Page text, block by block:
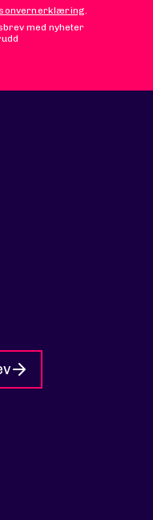
med nyheter